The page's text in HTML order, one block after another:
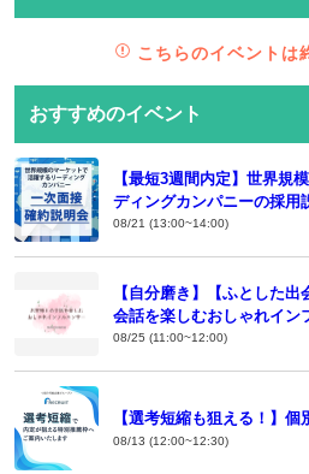
こちらのイベントは
おすすめのイベント
【最短3週間内定】世界規
ディングカンパニーの採用
08/21 (13:00~14:00)
【自分磨き】【ふとした
会話を楽しむおしゃれイン
08/25 (11:00~12:00)
【選考短縮も狙える！】
08/13 (12:00~12:30)